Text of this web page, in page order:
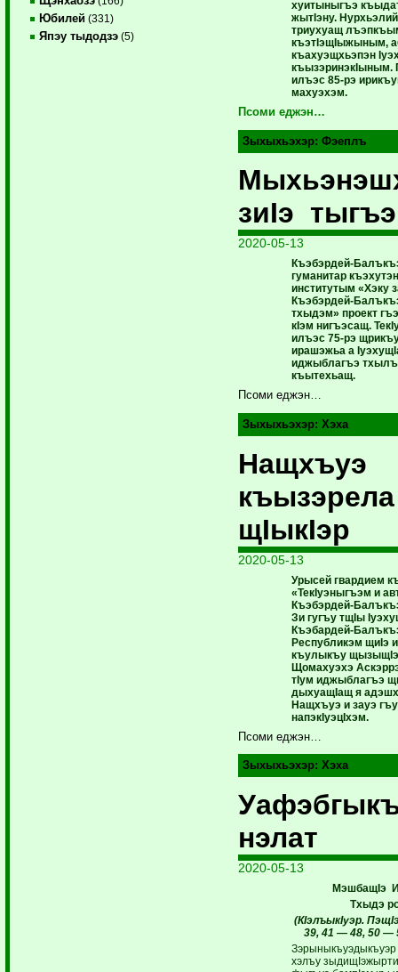
Юбилей (331)
Япэу тыдодзэ (5)
хуитыныгъэ
жытIэну.
триухуащ
къэтIэщIыжыным,
къахуэщхьэпэн
къызэринэкIыным.
илъэс 85-рэ
махуэхэм.
Псоми еджэн…
Зыхыхьэхэр: Фэеплъ
зиIэ тыгъэ
2020-05-13
Къэбэрдей-
гуманитар
институтым «Хэку
Къэбэрдей-
тхыдэм» проект
кІэм нигъэсащ.
илъэс 75-рэ
ирашэжьа а
иджыблагъэ
къытехьащ.
Псоми еджэн…
Зыхыхьэхэр: Хэха
Нащхъуэ
къызэрела
щIыкIэр
2020-05-13
Урысей гвардием
«ТекIуэныгъэм и
Къэбэрдей-
Зи гугъу тщIы
Къэбардей-
Республикэм щиIэ
къулыкъу
Щомахуэхэ
тIум иджыблагъэ
дыхуащIащ я
Нащхъуэ и зауэ
напэкIуэцIхэм.
Псоми еджэн…
Зыхыхьэхэр: Хэха
нэлат
2020-05-13
МэшбащIэ
Тхыдэ
(КIэлъыкIуэр.
39, 41 — 48, 50
Зэрыныкъуэдыкъуэр
хэлъу